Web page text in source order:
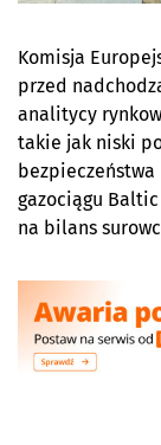
Komisja
przed
analitycy
takie jak niski
gazociągu
na bilans